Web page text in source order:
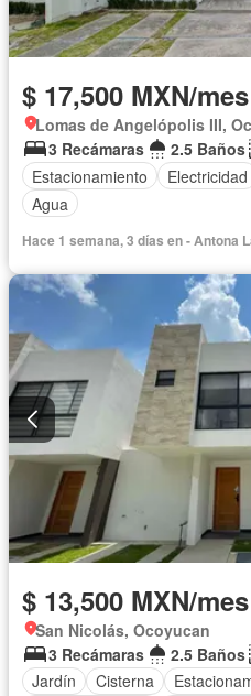
$ 17,500 MXN/mes
Lomas de Angelópolis III,
3 Recámaras
2.5 Baños
Estacionamiento
Electricidad
Agua
Hace 1 semana, 3 días en - Antona
$ 13,500 MXN/mes
San Nicolás, Ocoyucan
3 Recámaras
2.5 Baños
Jardín
Cisterna